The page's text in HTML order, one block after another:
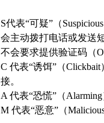
S代表“可疑”（
会主动拨打电话或发送
不会要求提供验证码（
C 代表“诱饵”（
接。
A 代表“恐慌”（
M 代表“恶意”（